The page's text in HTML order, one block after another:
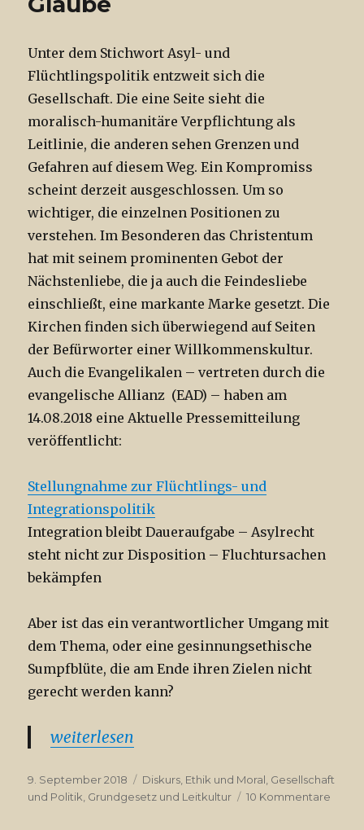
Unter dem Stichwort Asyl- und
Flüchtlingspolitik entzweit sich die
Gesellschaft. Die eine Seite sieht die
moralisch-humanitäre Verpflichtung als
Leitlinie, die anderen sehen Grenzen und
Gefahren auf diesem Weg. Ein Kompromiss
scheint derzeit ausgeschlossen. Um so
wichtiger, die einzelnen Positionen zu
verstehen. Im Besonderen das Christentum
hat mit seinem prominenten Gebot der
Nächstenliebe, die ja auch die Feindesliebe
einschließt, eine markante Marke gesetzt. Die
Kirchen finden sich überwiegend auf Seiten
der Befürworter einer Willkommenskultur.
Auch die Evangelikalen – vertreten durch die
evangelische Allianz (EAD) – haben am
14.08.2018 eine Aktuelle Pressemitteilung
veröffentlicht:
Stellungnahme zur Flüchtlings- und
Integrationspolitik
Integration bleibt Daueraufgabe – Asylrecht
steht nicht zur Disposition – Fluchtursachen
bekämpfen
Aber ist das ein verantwortlicher Umgang mit
dem Thema, oder eine gesinnungsethische
Sumpfblüte, die am Ende ihren Zielen nicht
gerecht werden kann?
„Migration und christlicher Glaube“
weiterlesen
Veröffentlicht
am
9. September 2018 Kategorien
Diskurs, Ethik und Moral, Gesellschaft
und Politik, Grundgesetz und Leitkultur 10 Kommentare